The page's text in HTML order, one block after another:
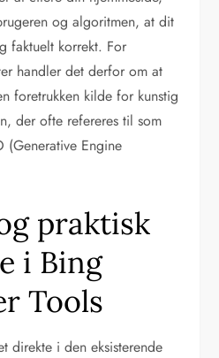
og algoritmen, at dit
faktuelt korrekt. For
handler det derfor om at
foretrukken kilde for kunstig
der ofte refereres til som
(Generative Engine
praktisk
i Bing
Tools
direkte i den eksisterende